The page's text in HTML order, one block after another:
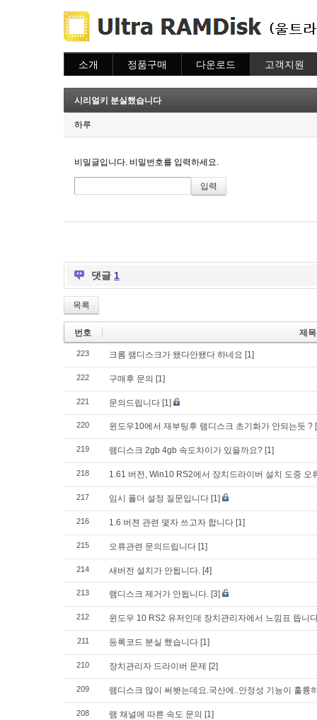
소개 정품구매
주문조회
이용안내
다운로드 고객지원
질문하기
시리얼키 분실했습니다
하루
비밀글입니다. 비밀번호를 입력하세요.
댓글 1
목록
번호 제목
223 크롬 램디스크가 됐다안됐다 하네요 [1]
222 구매후 문의 [1]
221 문의드립니다 [1]
220 윈도우10에서 재부팅후 램디스크 초기화가 안되는듯 ?
219 램디스크 2gb 4gb 속도차이가 있을까요? [1]
218 1.61 버전, Win10 RS2에서 장치드라이버 설치 도중 오
217 임시 폴더 설정 질문입니다 [1]
216 1.6 버젼 관련 몇자 쓰고자 합니다 [1]
215 오류관련 문의드립니다 [1]
214 새버전 설치가 안됩니다. [4]
213 램디스크 제거가 안됩니다. [3]
212 윈도우 10 RS2 유저인데 장치관리자에서 느낌표 뜹니
211 등록코드 분실 했습니다 [1]
210 장치관리자 드라이버 문제 [2]
209 램디스크 많이 써봣는데요.국산에..안정성 기능이 훌륭
208 램 채널에 따른 속도 문의 [1]